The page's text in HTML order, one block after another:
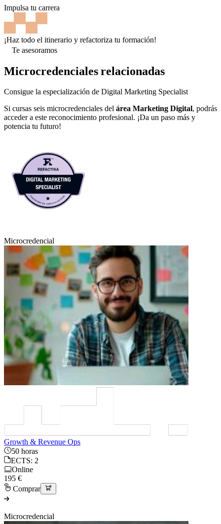
Impulsa tu carrera
¡Haz todo el itinerario y refactoriza tu formación!
Te asesoramos
Microcredenciales relacionadas
Consigue la especialización de Digital Marketing Specialist
Si cursas seis microcredenciales del área Marketing Digital, podrás
acceder a este reconocimiento profesional. ¡Da un paso más y
potencia tu futuro!
Microcredencial
Growth & Revenue Ops
50 horas
ECTS: 2
Online
195 €
Comprar
Microcredencial